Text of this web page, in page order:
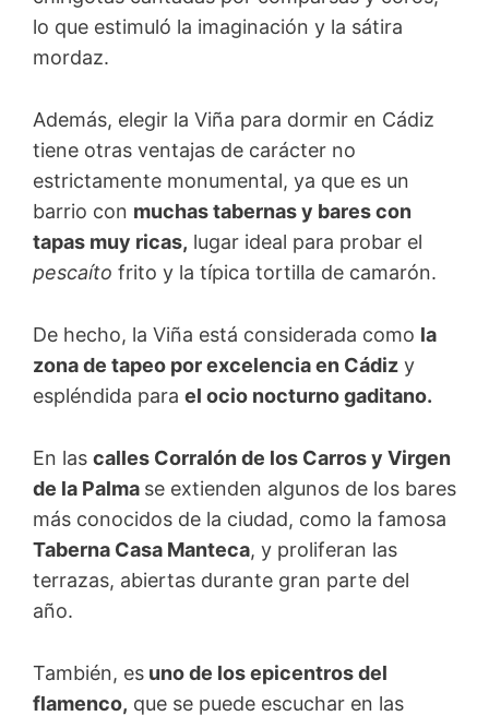
lo que estimuló la imaginación y la sátira
mordaz.
Además, elegir la Viña para dormir en Cádiz
tiene otras ventajas de carácter no
estrictamente monumental, ya que es un
barrio con muchas tabernas y bares con
tapas muy ricas, lugar ideal para probar el
pescaíto frito y la típica tortilla de camarón.
De hecho, la Viña está considerada como la
zona de tapeo por excelencia en Cádiz y
espléndida para el ocio nocturno gaditano.
En las calles Corralón de los Carros y Virgen
de la Palma se extienden algunos de los bares
más conocidos de la ciudad, como la famosa
Taberna Casa Manteca, y proliferan las
terrazas, abiertas durante gran parte del
año.
También, es uno de los epicentros del
flamenco, que se puede escuchar en las